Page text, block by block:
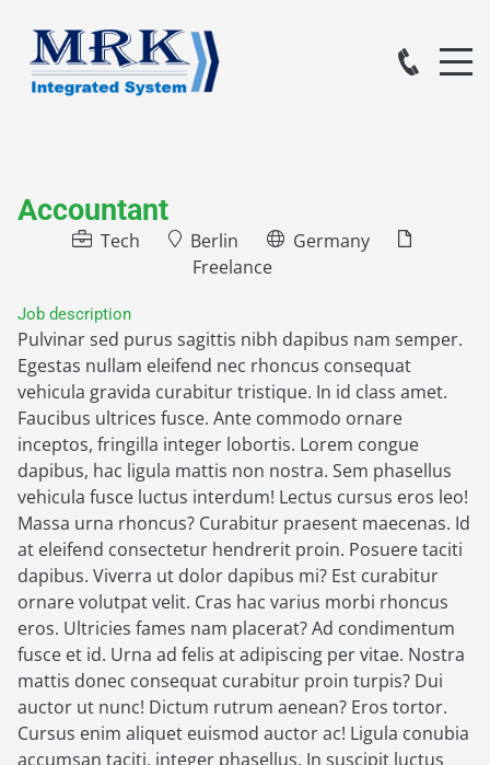
Accountant
Tech Berlin
Germany
Freelance
Job description
Pulvinar sed purus sagittis nibh dapibus nam semper.
Egestas nullam eleifend nec rhoncus consequat
vehicula gravida curabitur tristique. In id class amet.
Faucibus ultrices fusce. Ante commodo ornare
inceptos, fringilla integer lobortis. Lorem congue
dapibus, hac ligula mattis non nostra. Sem phasellus
vehicula fusce luctus interdum! Lectus cursus eros leo!
Massa urna rhoncus? Curabitur praesent maecenas. Id
at eleifend consectetur hendrerit proin. Posuere taciti
dapibus. Viverra ut dolor dapibus mi? Est curabitur
ornare volutpat velit. Cras hac varius morbi rhoncus
eros. Ultricies fames nam placerat? Ad condimentum
fusce et id. Urna ad felis at adipiscing per vitae. Nostra
mattis donec consequat curabitur proin turpis? Dui
auctor ut nunc! Dictum rutrum aenean? Eros tortor.
Cursus enim aliquet euismod auctor ac! Ligula conubia
accumsan taciti, integer phasellus. In suscipit luctus